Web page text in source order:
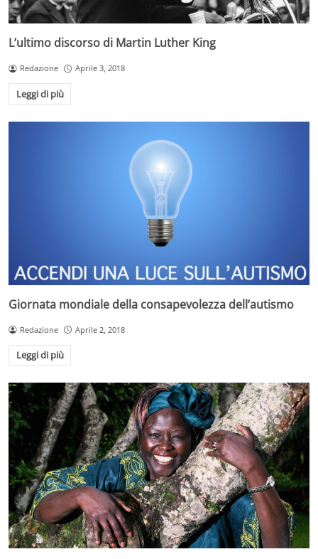
L’ultimo discorso di Martin Luther King
Redazione Aprile 3, 2018
Leggi di più
Giornata mondiale della consapevolezza dell’autismo
Redazione Aprile 2, 2018
Leggi di più